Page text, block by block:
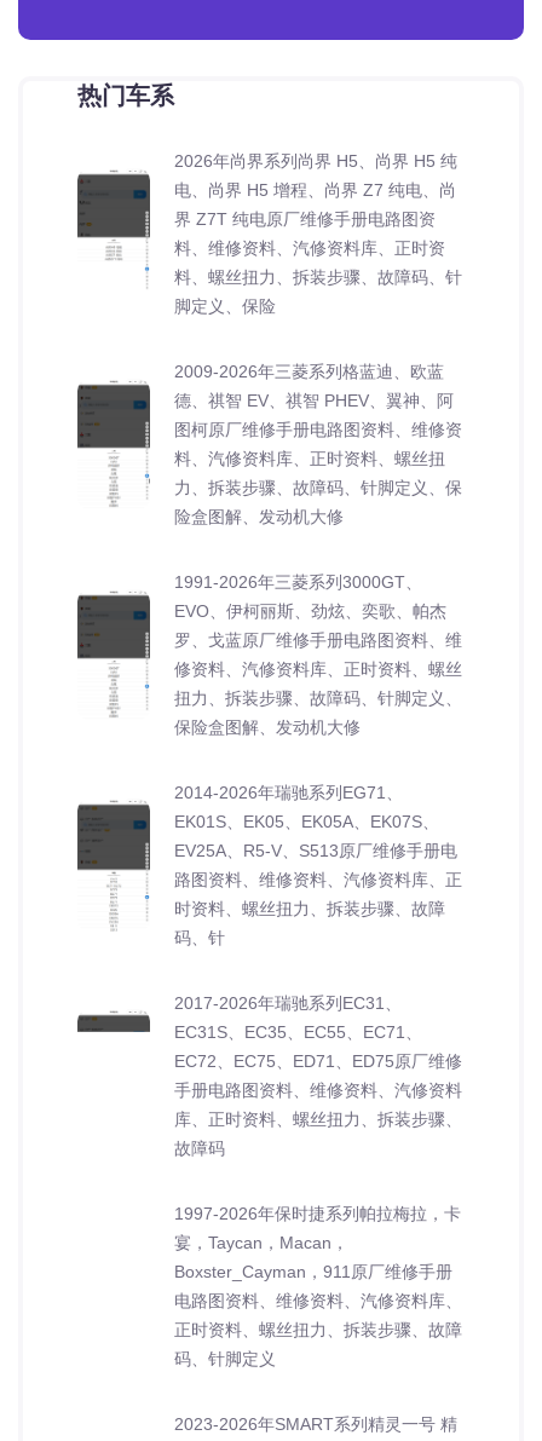
热门车系
2026年尚界系列尚界 H5、尚界 H5 纯
电、尚界 H5 增程、尚界 Z7 纯电、尚
界 Z7T 纯电原厂维修手册电路图资
料、维修资料、汽修资料库、正时资
料、螺丝扭力、拆装步骤、故障码、针
脚定义、保险
2009-2026年三菱系列格蓝迪、欧蓝
德、祺智 EV、祺智 PHEV、翼神、阿
图柯原厂维修手册电路图资料、维修资
料、汽修资料库、正时资料、螺丝扭
力、拆装步骤、故障码、针脚定义、保
险盒图解、发动机大修
1991-2026年三菱系列3000GT、
EVO、伊柯丽斯、劲炫、奕歌、帕杰
罗、戈蓝原厂维修手册电路图资料、维
修资料、汽修资料库、正时资料、螺丝
扭力、拆装步骤、故障码、针脚定义、
保险盒图解、发动机大修
2014-2026年瑞驰系列EG71、
EK01S、EK05、EK05A、EK07S、
EV25A、R5-V、S513原厂维修手册电
路图资料、维修资料、汽修资料库、正
时资料、螺丝扭力、拆装步骤、故障
码、针
2017-2026年瑞驰系列EC31、
EC31S、EC35、EC55、EC71、
EC72、EC75、ED71、ED75原厂维修
手册电路图资料、维修资料、汽修资料
库、正时资料、螺丝扭力、拆装步骤、
故障码
1997-2026年保时捷系列帕拉梅拉，卡
宴，Taycan，Macan，
Boxster_Cayman，911原厂维修手册
电路图资料、维修资料、汽修资料库、
正时资料、螺丝扭力、拆装步骤、故障
码、针脚定义
2023-2026年SMART系列精灵一号 精